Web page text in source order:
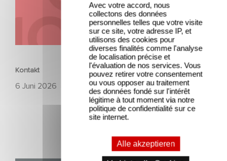
UNTERNEHMERISCH
Kontakt
6 Juni 2026
Avec votre accord, nous
collectons des données
personnelles telles que votre visite
sur ce site, votre adresse IP, et
utilisons des cookies pour
diverses finalités comme l'analyse
de localisation précise et
l'évaluation de nos services. Vous
pouvez retirer votre consentement
ou vous opposer au traitement
des données fondé sur l'intérêt
légitime à tout moment via notre
politique de confidentialité sur ce
site internet.
Alle akzeptieren